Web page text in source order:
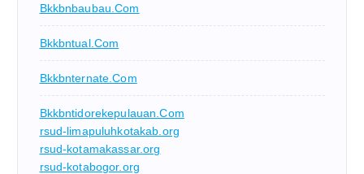
Bkkbnbaubau.com
Bkkbntual.com
Bkkbnternate.com
Bkkbntidorekepulauan.com
rsud-limapuluhkotakab.org
rsud-kotamakassar.org
rsud-kotabogor.org